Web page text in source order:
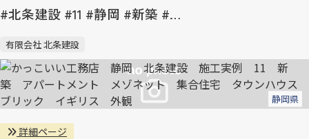
#北条建設 #11 #静岡 #新築 #…
有限会社 北条建設
静岡県
詳細ページ